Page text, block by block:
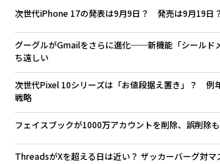
次世代iPhone 17の発表は9月9日？ 発売は9月19日？
グーグルがGmailをさらに進化──新機能「シールド
ち遠しい
次世代Pixel 10シリーズは「お値段据え置き」？ 例
戦略
フェイスブックが1000万アカウントを削除、誤削除
ThreadsがXを超える日は近い？ ザッカーバーグ対マ